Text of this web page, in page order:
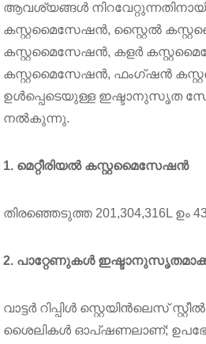
ആവശ്യങ്ങൾ നിറവേറ്റുന്നതിനായി,
കസ്റ്റമൈസേഷൻ, സ്റ്റൈൽ
കസ്റ്റമൈസേഷൻ, കളർ
കസ്റ്റമൈസേഷൻ, ഫംഗ്ഷൻ
ഉൾപ്പെടെയുള്ള ഇഷ്ടാനുസൃത
നൽകുന്നു.
1. മെറ്റീരിയൽ കസ്റ്റമൈസേഷൻ
തിരഞ്ഞെടുത്ത 201,304,316L ഉം
2. പാറ്റേണുകൾ
വാട്ടർ റിപ്പിൾ സ്റ്റെയിൻലെസ്
ശൈലികൾ ഓപ്ഷണലാണ്;